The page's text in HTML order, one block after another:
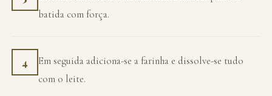
batida com força.
4
Em seguida adiciona-se a farinha e dissolve-se tudo
com o leite.